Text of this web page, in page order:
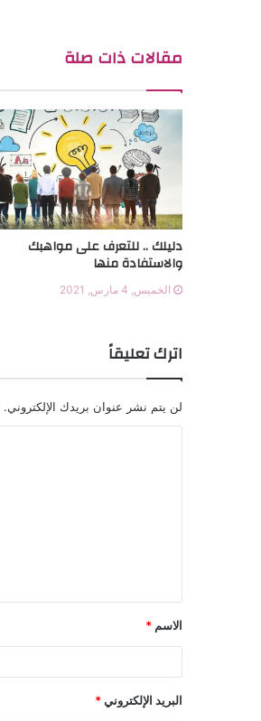
مقالات ذات صلة
دليلك .. للتعرف على مواهبك
والاستفادة منها
الخميس, 4 مارس, 2021
اترك تعليقاً
لن يتم نشر عنوان بريدك الإلكتروني.
الاسم *
البريد الإلكتروني *